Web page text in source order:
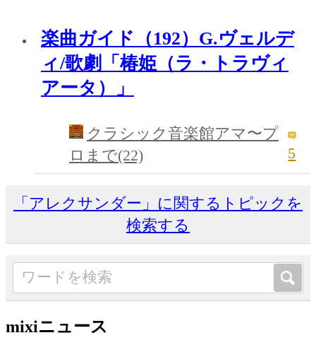
楽曲ガイド（192）G.ヴェルデ
ィ/歌劇「椿姫（ラ・トラヴィ
アータ）」
クラシック音楽館アマ〜プ
ロまで(22)
5
「アレクサンダー」に関するトピックを
検索する
mixiニュース